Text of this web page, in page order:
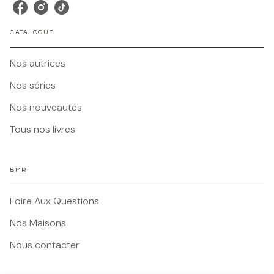
CATALOGUE
Nos autrices
Nos séries
Nos nouveautés
Tous nos livres
BMR
Foire Aux Questions
Nos Maisons
Nous contacter